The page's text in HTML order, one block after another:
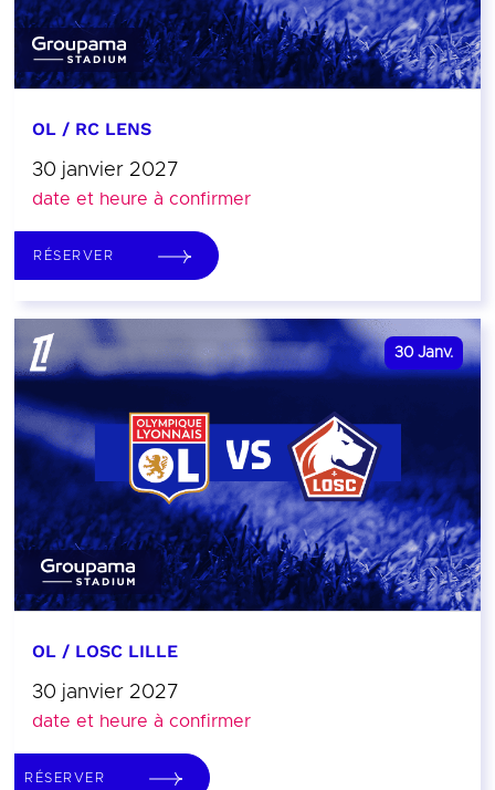
OL / RC LENS
30 janvier 2027
date et heure à confirmer
RÉSERVER
30 Janv.
OL / LOSC LILLE
30 janvier 2027
date et heure à confirmer
RÉSERVER